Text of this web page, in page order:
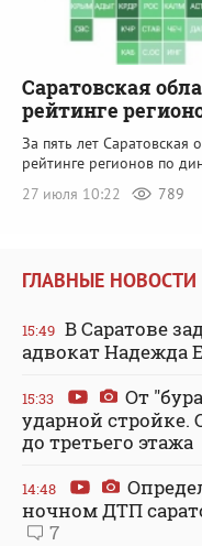
Саратовская
рейтинге
За пять лет Саратовская
рейтинге регионов по
27 июля 10:22
789
ГЛАВНЫЕ НОВОСТИ
15:49 В Саратове
адвокат Надежда
15:33
От
ударной стройке.
до третьего этажа
14:48
ночном ДТП
7